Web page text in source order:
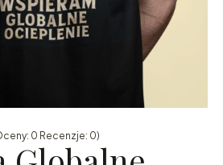
0 Recenzje: 0)